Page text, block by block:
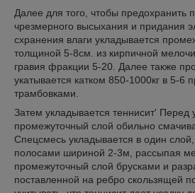
Далее для того, чтобы предохранить
чрезмерного высыхания и придания
схранения влаги укладывается
толщиной 5-8см. из кирпичной
гравия фракции 5-20. Далее также
укатывается катком 850-1000кг в 5-6
трамбовками.
Затем укладывается теннисит' Перед
промежуточный слой обильно
Спецсмесь укладывается в один
полосами шириной 2-3м, рассыпая
промежуточный слой брусками и
поставленной на ребро скользящей